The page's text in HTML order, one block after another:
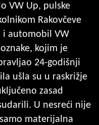
VW Up, pulske
Rakovčeve
i automobil VW
kojim je
24-godišnji
ušla su u raskrižje
zasad
U nesreći nije
materijalna